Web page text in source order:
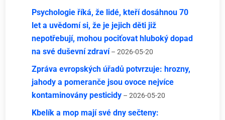
Psychologie říká, že lidé, kteří dosáhnou 70
let a uvědomí si, že je jejich děti již
nepotřebují, mohou pociťovat hluboký dopad
na své duševní zdraví – 2026-05-20
Zpráva evropských úřadů potvrzuje: hrozny,
jahody a pomeranče jsou ovoce nejvíce
kontaminovány pesticidy – 2026-05-20
Kbelík a mop mají své dny sečteny: